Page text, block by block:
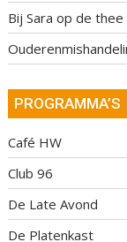
Bij Sara op de
PROGRAMMA’S
Café HW
Club 96
De Late Avond
De Platenkast